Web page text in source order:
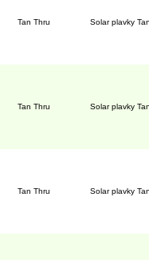
Tan Thru Solar plavky
Tan Thru Solar plavky
Tan Thru Solar plavky